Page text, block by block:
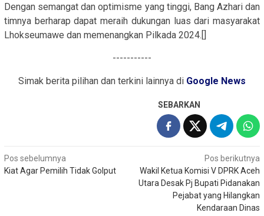
Dengan semangat dan optimisme yang tinggi, Bang Azhari dan
timnya berharap dapat meraih dukungan luas dari masyarakat
Lhokseumawe dan memenangkan Pilkada 2024.[]
-----------
Simak berita pilihan dan terkini lainnya di Google News
SEBARKAN
Navigasi
pos
Pos sebelumnya
Kiat Agar Pemilih Tidak Golput
Pos berikutnya
Wakil Ketua Komisi V DPRK Aceh
Utara Desak Pj Bupati Pidanakan
Pejabat yang Hilangkan
Kendaraan Dinas